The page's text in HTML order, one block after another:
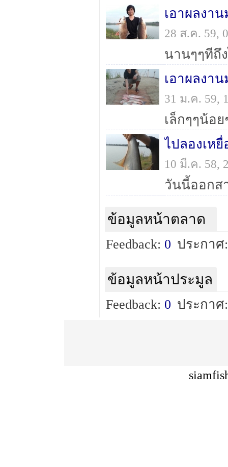
เอาผลงา
28 ส.ค. 59,
เอาผลงา
31 ม.ค. 59,
เล็กๆๆน้อ
ไปลองเห
10 มี.ค. 58,
วันนี้ออกส
ข้อมูลหน้าตลาด
Feedback: 0 ประกาศ
ข้อมูลหน้าประมูล
Feedback: 0 ประกาศ